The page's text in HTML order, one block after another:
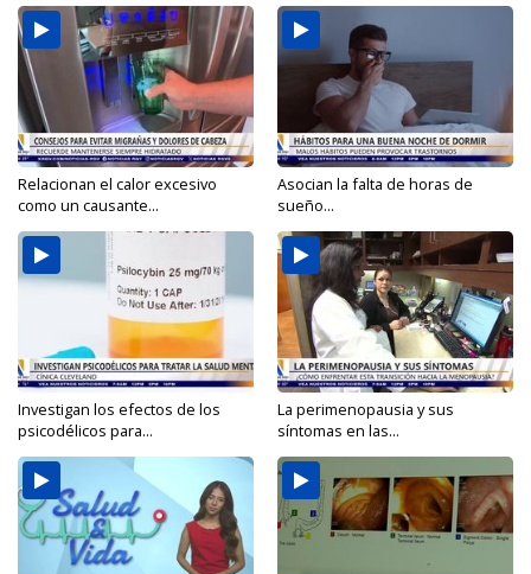
Relacionan el calor excesivo
como un causante...
Asocian la falta de horas de
sueño...
Investigan los efectos de los
psicodélicos para...
La perimenopausia y sus
síntomas en las...